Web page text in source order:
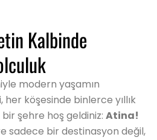
Kalbinde
modern yaşamın
her köşesinde binlerce yıllık
bir şehre hoş geldiniz: Atina!
sadece bir destinasyon değil,